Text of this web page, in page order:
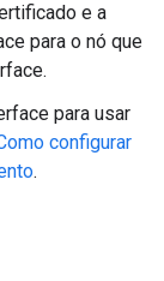
e a
para o nó que
para usar
configurar
.